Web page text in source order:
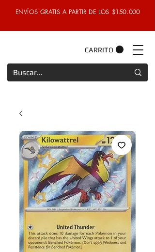
ENVÍOS GRATIS A PARTIR DE LOS $150.000
CARRITO